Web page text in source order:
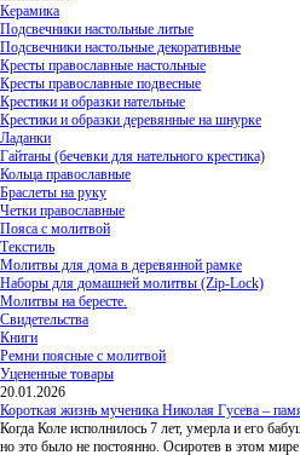
Керамика
Подсвечники настольные литые
Подсвечники настольные декоративные
Кресты православные настольные
Кресты православные подвесные
Крестики и образки нательные
Крестики и образки деревянные на шнурке
Ладанки
Гайтаны (бечевки для нательного крестика)
Кольца православные
Браслеты на руку
Четки православные
Пояса с молитвой
Текстиль
Молитвы для дома в деревянной рамке
Наборы для домашней молитвы (Zip-Lock)
Молитвы на бересте.
Свидетельства
Книги
Ремни поясные с молитвой
Уцененные товары
20.01.2026
Короткая жизнь мученика Николая Гусева –
Когда Коле исполнилось 7 лет, умерла и его
но это было не постоянно. Осиротев в этом